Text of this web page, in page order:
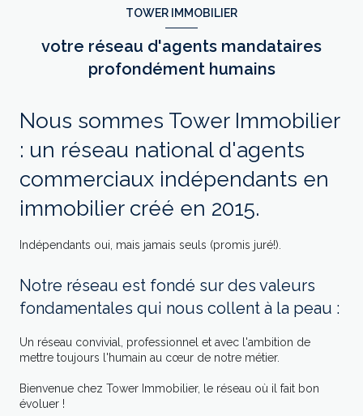
TOWER IMMOBILIER
votre réseau d'agents mandataires
profondément humains
Nous sommes Tower Immobilier
: un réseau national d'agents
commerciaux indépendants en
immobilier créé en 2015.
Indépendants oui, mais jamais seuls (promis juré!).
Notre réseau est fondé sur des valeurs
fondamentales qui nous collent à la peau :
Un réseau convivial, professionnel et avec l'ambition de
mettre toujours l'humain au cœur de notre métier.
Bienvenue chez Tower Immobilier, le réseau où il fait bon
évoluer !